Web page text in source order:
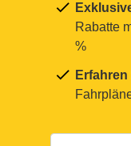
Rabatte
%